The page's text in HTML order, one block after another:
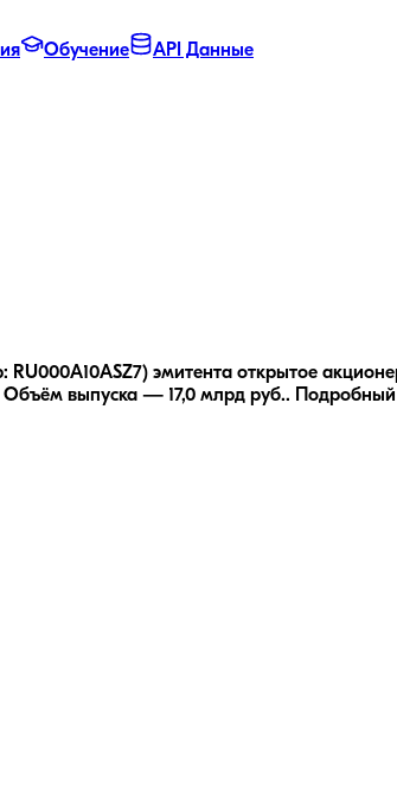
Обучение API Данные
эмитента открытое
Объём выпуска — 17,0 млрд руб..